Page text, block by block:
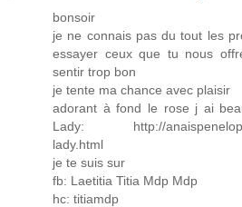
bonsoir
je ne connais pas du tout les
essayer ceux que tu nous
sentir trop bon
je tente ma chance avec plaisir
adorant à fond le rose j ai
Lady: http://
lady.html
je te suis sur
fb: Laetitia Titia Mdp Mdp
hc: titiamdp